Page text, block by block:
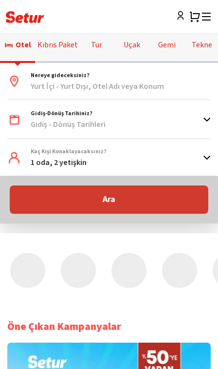
Otel Kıbrıs Paket Tur Uçak Gemi Tekne
Nereye gideceksiniz?
Yurt İçi - Yurt Dışı, Otel Adı veya Konum
Gidiş-Dönüş Tarihiniz?
Gidiş - Dönüş Tarihleri
Kaç Kişi Konaklayacaksınız?
1 oda, 2 yetişkin
Ara
Öne Çıkan Kampanyalar